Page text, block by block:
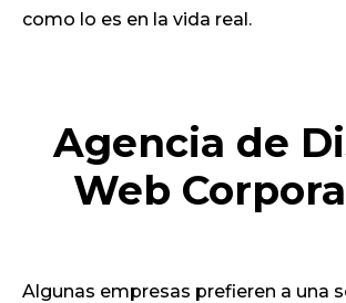
como lo es en la vida real.
Agencia de
Web
Algunas empresas prefieren a una